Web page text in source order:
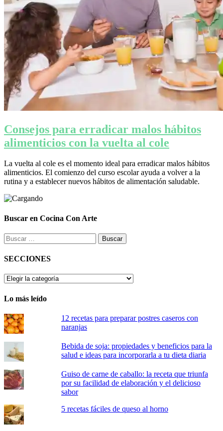
Consejos para erradicar malos hábitos
alimenticios con la vuelta al cole
La vuelta al cole es el momento ideal para erradicar malos hábitos
alimenticios. El comienzo del curso escolar ayuda a volver a la
rutina y a establecer nuevos hábitos de alimentación saludable.
Buscar en Cocina Con Arte
Buscar:
SECCIONES
SECCIONES
Lo más leído
12 recetas para preparar postres caseros con
naranjas
Bebida de soja: propiedades y beneficios para la
salud e ideas para incorporarla a tu dieta diaria
Guiso de carne de caballo: la receta que triunfa
por su facilidad de elaboración y el delicioso
sabor
5 recetas fáciles de queso al horno